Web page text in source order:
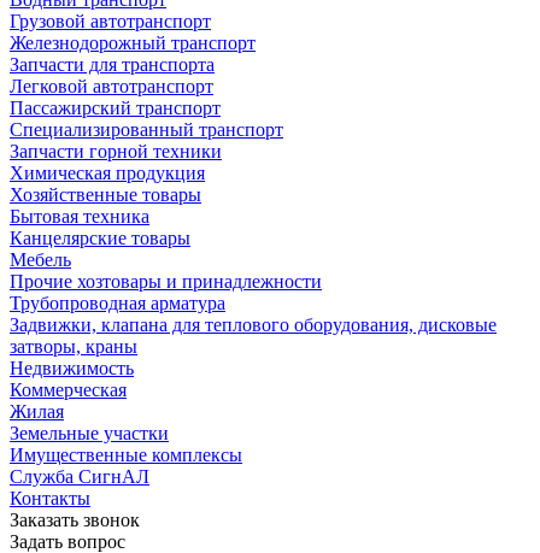
Грузовой автотранспорт
Железнодорожный транспорт
Запчасти для транспорта
Легковой автотранспорт
Пассажирский транспорт
Специализированный транспорт
Запчасти горной техники
Химическая продукция
Хозяйственные товары
Бытовая техника
Канцелярские товары
Мебель
Прочие хозтовары и принадлежности
Трубопроводная арматура
Задвижки, клапана для теплового оборудования, дисковые
затворы, краны
Недвижимость
Коммерческая
Жилая
Земельные участки
Имущественные комплексы
Служба СигнАЛ
Контакты
Заказать звонок
Задать вопрос